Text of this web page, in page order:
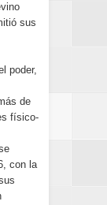
sus
poder,
de
físico-
con la